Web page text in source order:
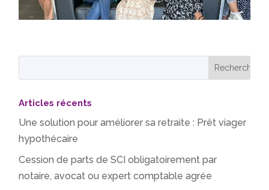
Articles récents
Une solution pour améliorer sa retraite : Prêt viager
hypothécaire
Cession de parts de SCI obligatoirement par
notaire, avocat ou expert comptable agrée